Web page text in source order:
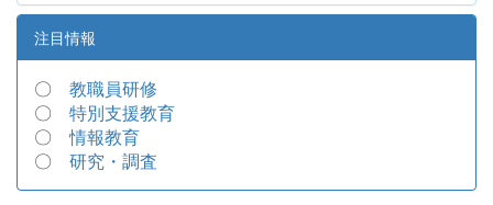
注目情報
〇 教職員研修
〇 特別支援教育
〇情報教育
〇 研究・調査